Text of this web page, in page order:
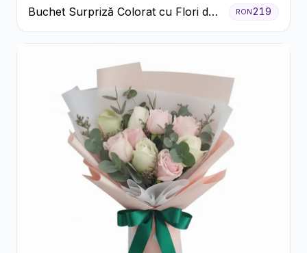
Buchet Surpriză Colorat cu Flori de
Sezon
RON219